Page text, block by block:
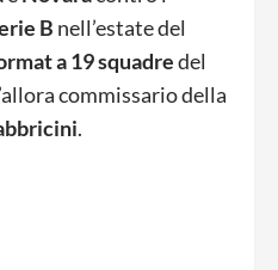
B nell’estate del
a 19 squadredel
commissario della
.